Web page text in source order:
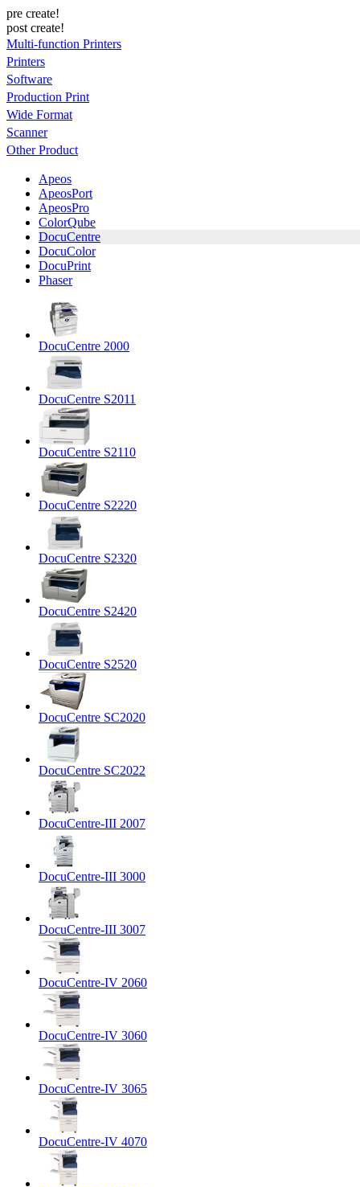
pre create!
post create!
Multi-function Printers
Printers
Software
Production Print
Wide Format
Scanner
Other Product
Apeos
ApeosPort
ApeosPro
ColorQube
DocuCentre
DocuColor
DocuPrint
Phaser
DocuCentre 2000
DocuCentre S2011
DocuCentre S2110
DocuCentre S2220
DocuCentre S2320
DocuCentre S2420
DocuCentre S2520
DocuCentre SC2020
DocuCentre SC2022
DocuCentre-III 2007
DocuCentre-III 3000
DocuCentre-III 3007
DocuCentre-IV 2060
DocuCentre-IV 3060
DocuCentre-IV 3065
DocuCentre-IV 4070